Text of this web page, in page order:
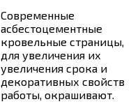
Современные
асбестоцементные
кровельные страницы,
для увеличения их
увеличения срока и
декоративных свойств
работы, окрашивают.